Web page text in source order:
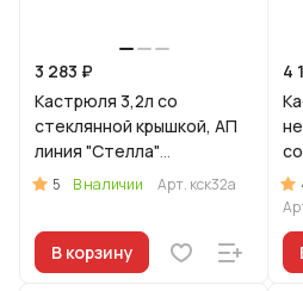
3 283 ₽
Кастрюля 3,2л со
стеклянной крышкой, АП
линия "Стелла"
(капучино)
5 В наличии Арт. кск32а
В корзину
4